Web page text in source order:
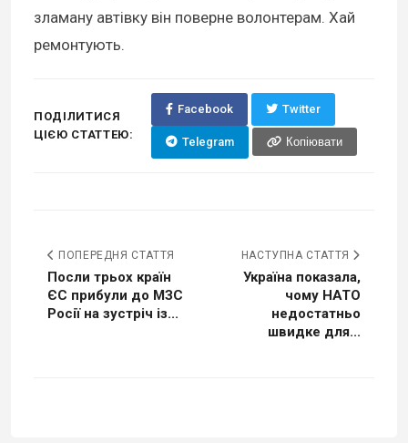
зламану автівку він поверне волонтерам. Хай
ремонтують.
ПОДІЛИТИСЯ
ЦІЄЮ СТАТТЕЮ:
Facebook Twitter
Telegram Копіювати
ПОПЕРЕДНЯ СТАТТЯ
Посли трьох країн
ЄС прибули до МЗС
Росії на зустріч із...
НАСТУПНА СТАТТЯ
Україна показала,
чому НАТО
недостатньо
швидке для...